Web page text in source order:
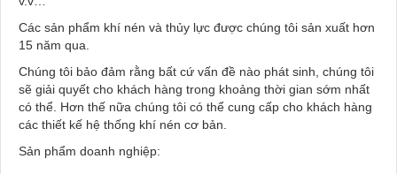
Các sản phẩm khí nén và thủy lực được chúng tôi sản xuất hơn
15 năm qua.
Chúng tôi bảo đảm rằng bất cứ vấn đề nào phát sinh, chúng tôi
sẽ giải quyết cho khách hàng trong khoảng thời gian sớm nhất
có thể. Hơn thế nữa chúng tôi có thể cung cấp cho khách hàng
các thiết kế hệ thống khí nén cơ bản.
Sản phẩm doanh nghiệp: